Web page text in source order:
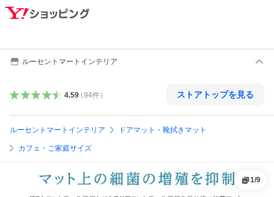
ルーセントマートインテリア
4.59（94件） ストアトップを見る
ルーセントマートインテリア ドアマット・靴拭きマット
カフェ・ご家庭サイズ
1/9